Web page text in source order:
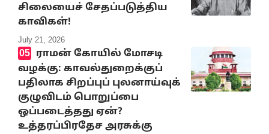
சிலையைச் சேதப்படுத்திய
காவிகள்!
July 21, 2026
ராமன் கோயில் மோசடி
வழக்கு: காவல்துறைக்குப்
பதிலாக சிறப்புப் புலனாய்வுக்
குழுவிடம் பொறுப்பை
ஒப்படைத்தது ஏன்?
உத்தரப்பிரதேச அரசுக்கு